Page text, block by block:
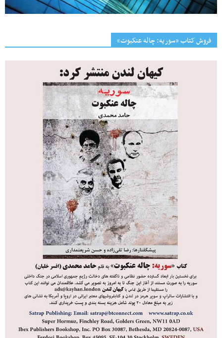
فروش کتاب «سوریه: چاله عنکبوت»